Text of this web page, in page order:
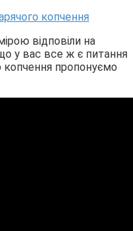
відповіли на
у вас все ж є питання
копчення пропонуємо